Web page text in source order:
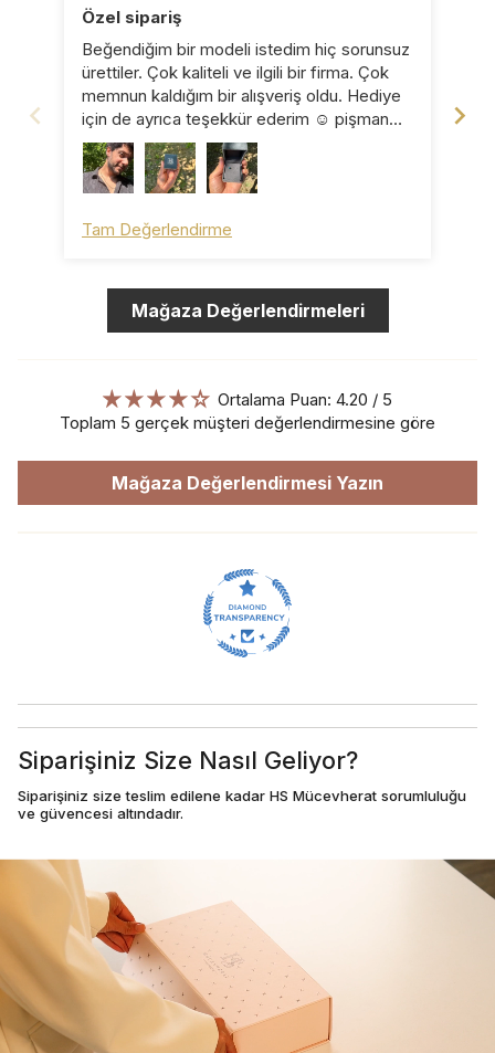
Özel sipariş
Beğendiğim bir modeli istedim hiç sorunsuz
ürettiler. Çok kaliteli ve ilgili bir firma. Çok
memnun kaldığım bir alışveriş oldu. Hediye
için de ayrıca teşekkür ederim ☺️ pişman
olmazsınız ☺️
Tam Değerlendirme
Mağaza Değerlendirmeleri
Ortalama Puan: 4.20 / 5
Toplam 5 gerçek müşteri değerlendirmesine göre
Mağaza Değerlendirmesi Yazın
Siparişiniz Size Nasıl Geliyor?
Siparişiniz size teslim edilene kadar HS Mücevherat sorumluluğu
ve güvencesi altındadır.